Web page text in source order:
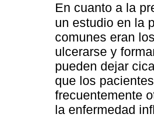
En cuanto a la
un estudio en la
comunes eran
ulcerarse y
pueden dejar
que los
frecuentemente
la enfermedad